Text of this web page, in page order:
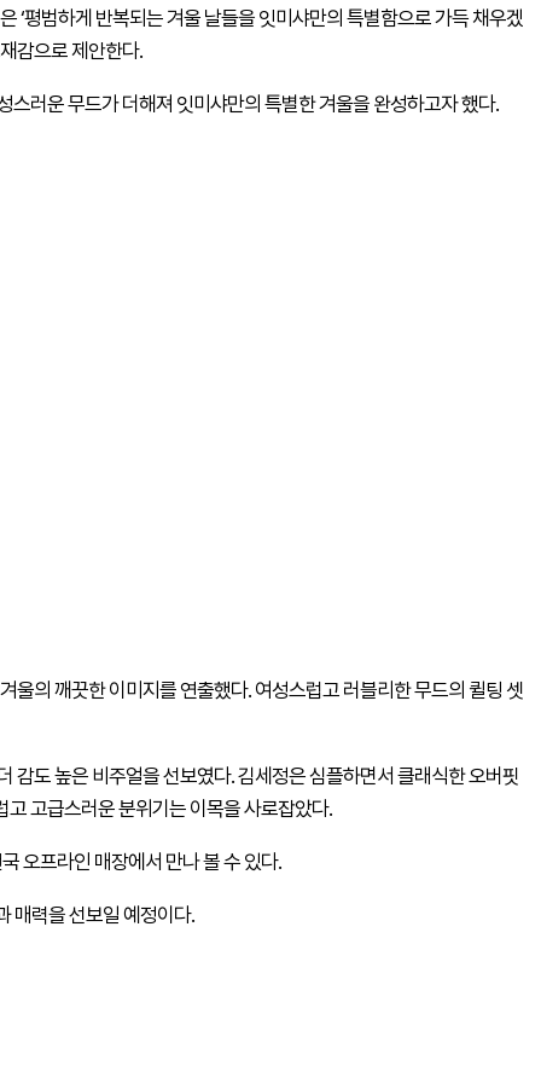
‘평범하게 반복되는 겨울 날들을 잇미샤만의 특별함으로 가득 채우겠
감으로 제안한다.
러운 무드가 더해져 잇미샤만의 특별한 겨울을 완성하고자 했다.
울의 깨끗한 이미지를 연출했다. 여성스럽고 러블리한 무드의 퀼팅 셋
감도 높은 비주얼을 선보였다. 김세정은 심플하면서 클래식한 오버핏
고급스러운 분위기는 이목을 사로잡았다.
오프라인 매장에서 만나 볼 수 있다.
매력을 선보일 예정이다.